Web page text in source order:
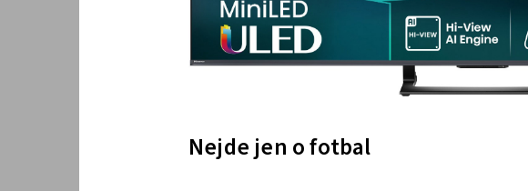
Nejde jen o fotbal